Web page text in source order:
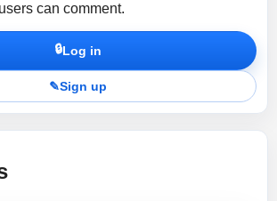
can comment.
🔒Log in
✎Sign up